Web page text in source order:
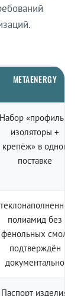
METAENERGY
Набор «профиль +
изоляторы +
крепёж» в одной
поставке
полиамид без
фенольных смол,
подтверждён
документально
Паспорт изделия,